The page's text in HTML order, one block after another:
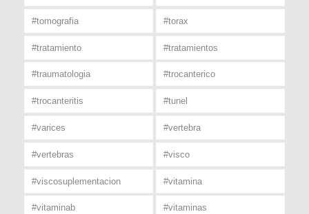
#tomografia #torax
#tratamiento #tratamientos
#traumatologia #trocanterico
#trocanteritis #tunel
#varices #vertebra
#vertebras #visco
#viscosuplementacion #vitamina
#vitaminab #vitaminas